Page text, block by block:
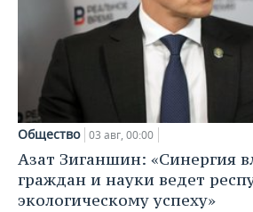
Общество 03 авг, 00:00
Азат Зиганшин: «Синергия
граждан и науки ведет
экологическому успеху»